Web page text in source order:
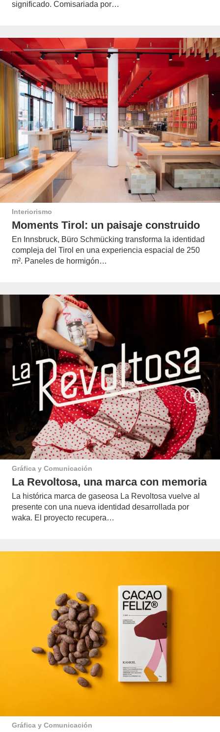
significado. Comisariada por…
Interiorismo
Moments Tirol: un paisaje construido
En Innsbruck, Büro Schmücking transforma la identidad
compleja del Tirol en una experiencia espacial de 250
m². Paneles de hormigón…
Gráfica y Comunicación
La Revoltosa, una marca con memoria
La histórica marca de gaseosa La Revoltosa vuelve al
presente con una nueva identidad desarrollada por
waka. El proyecto recupera…
Gráfica y Comunicación